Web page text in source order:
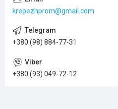
krepezhprom@gmail.com
+380 (98) 884-77-31
+380 (93) 049-72-12